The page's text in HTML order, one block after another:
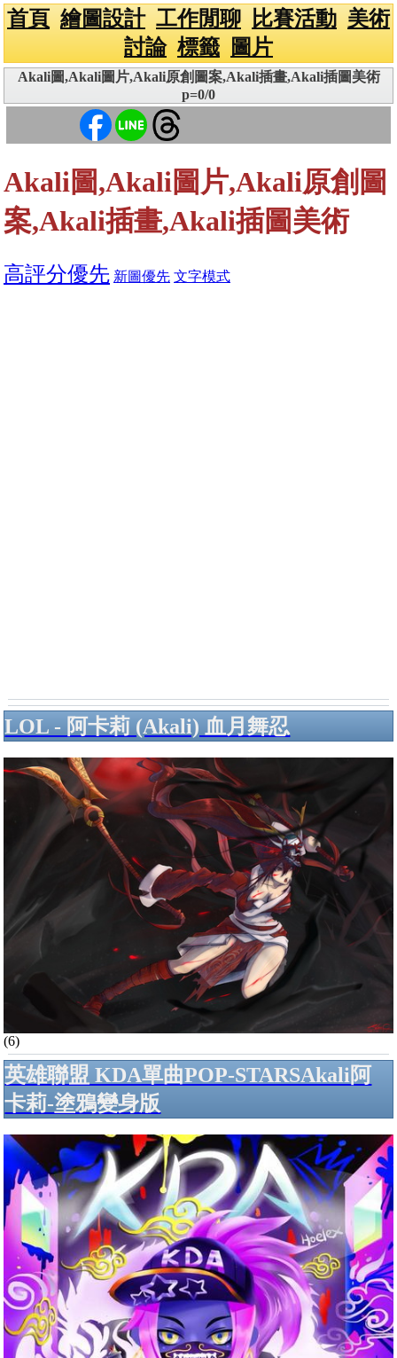
首頁 繪圖設計 工作閒聊 比賽活動 美術
討論 標籤 圖片
Akali圖,Akali圖片,Akali原創圖案,Akali插畫,Akali插圖美術
p=0/0
Akali圖,Akali圖片,Akali原創圖
案,Akali插畫,Akali插圖美術
高評分優先 新圖優先 文字模式
LOL - 阿卡莉 (Akali) 血月舞忍
(6)
英雄聯盟 KDA單曲POP-STARSAkali阿
卡莉-塗鴉變身版